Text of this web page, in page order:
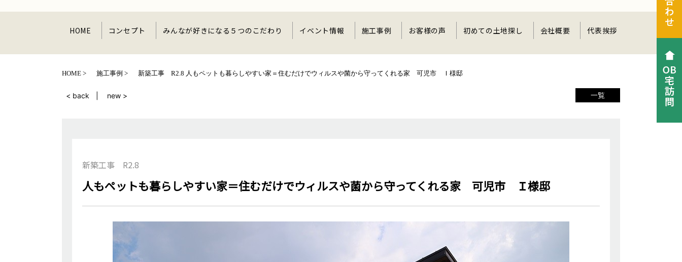
HOME コンセプト みんなが好きになる５つのこだわり イベント情報 施工事例 お客様の声 初めての土地探し 会社概要 代表挨拶
HOME 施工事例 新築工事 R2.8 人もペットも暮らしやすい家＝住むだけでウィルスや菌から守ってくれる家 可児市 Ｉ様邸
一覧
< back new >
新築工事 R2.8
人もペットも暮らしやすい家＝住むだけでウィルスや菌から守ってくれる家 可児市 Ｉ様邸